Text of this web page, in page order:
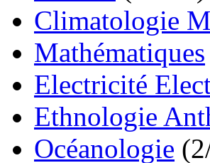
Climatologie
Mathématiques
Electricité
Ethnologie
Océanologie